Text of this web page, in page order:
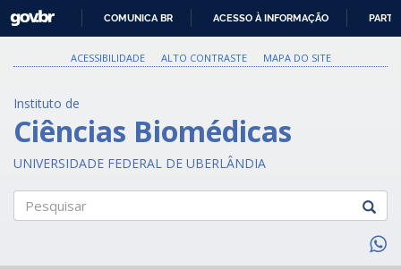
PARA
O
GOVBR
COMUNICA BR ACESSO À INFORMAÇÃO
ACESSIBILIDADE ALTO CONTRASTE MAPA DO SITE
Instituto de
Ciências Biomédicas
UNIVERSIDADE FEDERAL DE UBERLÂNDIA